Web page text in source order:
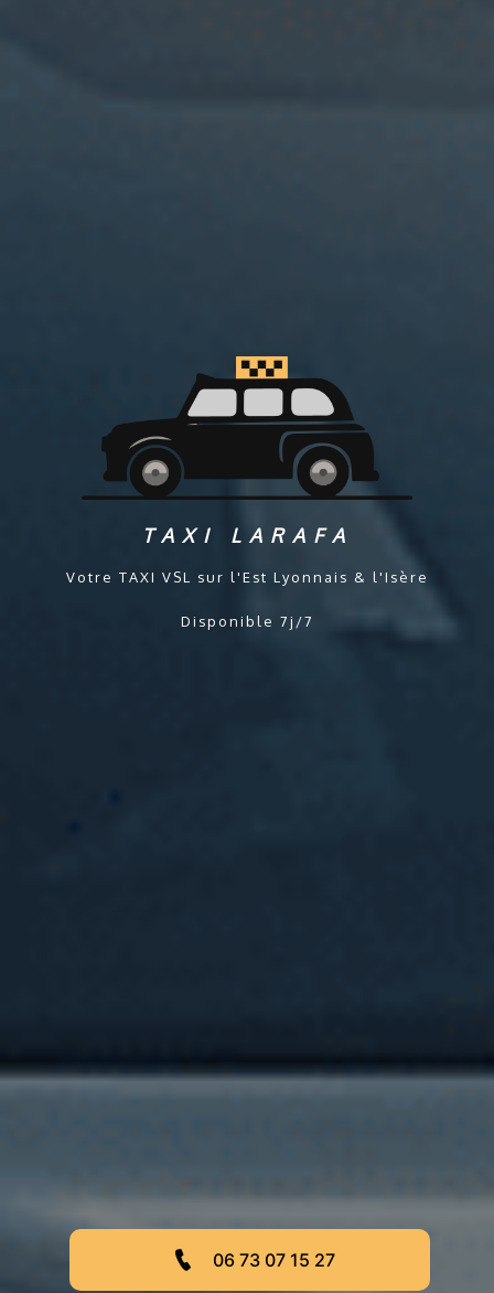
TAXI LARAFA
Votre TAXI VSL sur l'Est Lyonnais & l'Isère
Disponible 7j/7
06 73 07 15 27